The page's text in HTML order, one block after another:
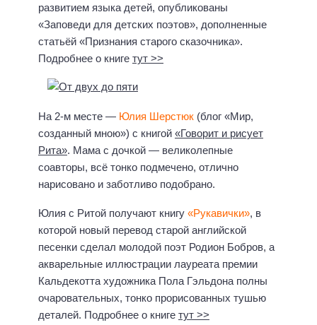
развитием языка детей, опубликованы
«Заповеди для детских поэтов», дополненные
статьёй «Признания старого сказочника».
Подробнее о книге тут >>
На 2-м месте — Юлия Шерстюк (блог «Мир,
созданный мною») с книгой «Говорит и рисует
Рита». Мама с дочкой — великолепные
соавторы, всё тонко подмечено, отлично
нарисовано и заботливо подобрано.
Юлия с Ритой получают книгу «Рукавички», в
которой новый перевод старой английской
песенки сделал молодой поэт Родион Бобров, а
акварельные иллюстрации лауреата премии
Кальдекотта художника Пола Гэльдона полны
очаровательных, тонко прорисованных тушью
деталей. Подробнее о книге тут >>